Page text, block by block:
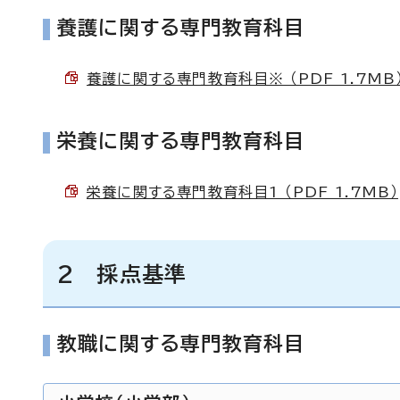
養護に関する専門教育科目
養護に関する専門教育科目※ （PDF 1.7MB
栄養に関する専門教育科目
栄養に関する専門教育科目1 （PDF 1.7MB）
2 採点基準
教職に関する専門教育科目